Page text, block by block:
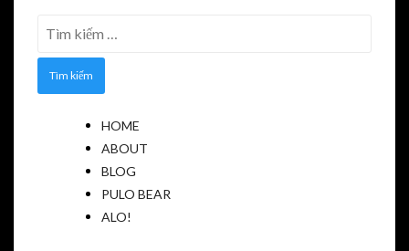
HOME
ABOUT
BLOG
PULO BEAR
ALO!